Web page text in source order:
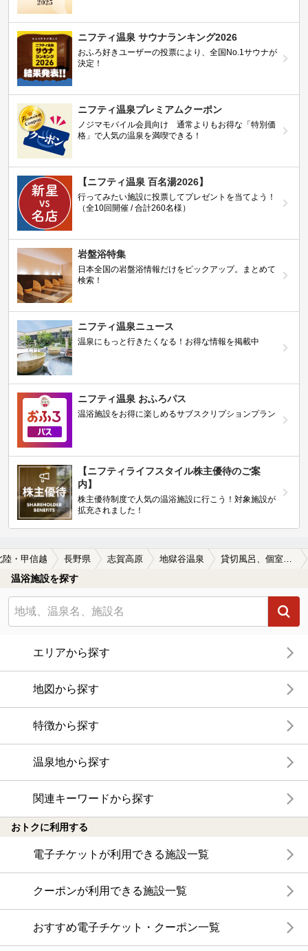
ニフティ温泉 サウナランキング2026
おふろ好きユーザーの投票により、全国No.1サウナが
決定！
ニフティ温泉プレミアムクーポン
ノジマモバイル会員向け 通常よりもお得な「特別価
格」で人気の温泉を満喫できる！
【ニフティ温泉 百名湯2026】
行ってみたい施設に投票してプレゼントを当てよう！
（全10回開催 / 合計260名様）
岩盤浴特集
日本全国の岩盤浴情報だけをピックアップ。まとめて
検索！
ニフティ温泉ニュース
温泉にもっと行きたくなる！お得な情報を掲載中
ニフティ温泉 おふろパス
温浴施設をお得に楽しめるサブスクリプションプラン
【ニフティライフスタイル株主優待のご案
内】
株主優待制度で人気の温浴施設に行こう！対象施設が
拡充されました！
陸・甲信越 長野県 志賀高原 地獄谷温泉 貸切風呂、個室風呂付きの地獄谷温泉の温泉、日帰り温泉、スーパー銭湯おすすめ
温浴施設を探す
エリアから探す
地図から探す
特徴から探す
温泉地から探す
関連キーワードから探す
おトクに利用する
電子チケットが利用できる施設一覧
クーポンが利用できる施設一覧
おすすめ電子チケット・クーポン一覧